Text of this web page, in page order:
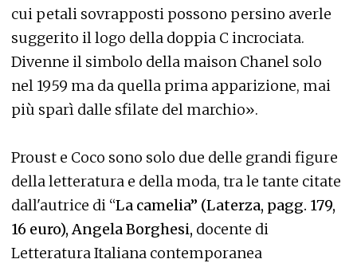
cui petali sovrapposti possono persino averle
suggerito il logo della doppia C incrociata.
Divenne il simbolo della maison Chanel solo
nel 1959 ma da quella prima apparizione, mai
più sparì dalle sfilate del marchio».
Proust e Coco sono solo due delle grandi figure
della letteratura e della moda, tra le tante citate
dall'autrice di “La camelia” (Laterza, pagg. 179,
16 euro), Angela Borghesi, docente di
Letteratura Italiana contemporanea